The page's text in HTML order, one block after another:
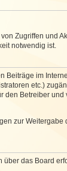
Zugriffen und
notwendig ist.
Beiträge im
etc.)
den Betreiber und
zur Weitergabe
über das Board